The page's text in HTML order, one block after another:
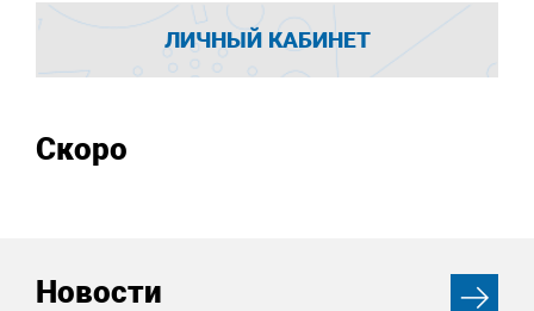
ЛИЧНЫЙ КАБИНЕТ
Скоро
Новости